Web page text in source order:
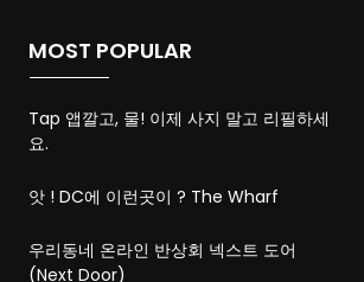
MOST POPULAR
Tap 앱깔고, 물! 이제 사지 말고 리필하세
요.
앗 ! DC에 이런곳이 ? The Wharf
우리동네 온라인 반상회 넥스트 도어
(Next Door)